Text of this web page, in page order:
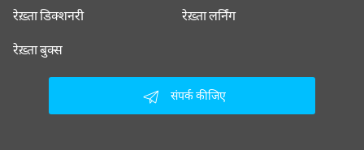
रेख़्ता डिक्शनरी रेख़्ता लर्निंग
रेख़्ता बुक्स
संपर्क कीजिए